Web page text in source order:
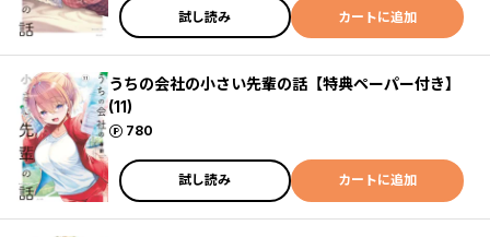
試し読み カートに追加
うちの会社の小さい先輩の話【特典ペーパー付き】
(11)
780
ポイント
試し読み カートに追加